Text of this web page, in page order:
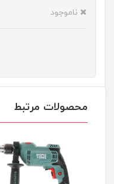
ناموجود
محصولات مرتبط